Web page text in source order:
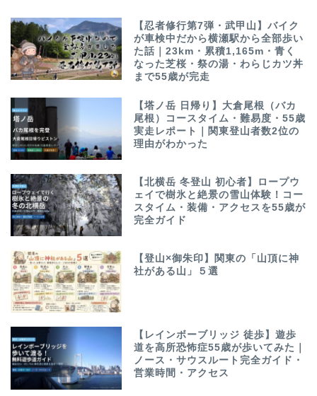
【忍者修行第7弾・武甲山】バイク
が車検中だから横瀬駅から全部歩い
た話｜23km・累積1,165m・青く
なった芝桜・祭の湯・わらじカツ丼
まで55歳が完走
【塔ノ岳 日帰り】大倉尾根（バカ
尾根）コースタイム・難易度・55歳
実走レポート｜関東登山者数2位の
理由がわかった
【北横岳 冬登山 初心者】ロープウ
ェイで樹氷と絶景の雪山体験！コー
スタイム・装備・アクセスを55歳が
完全ガイド
【登山×御朱印】関東の「山頂に神
社がある山」５選
【レインボーブリッジ 徒歩】遊歩
道を高所恐怖症55歳が歩いてみた｜
ノース・サウスルート完全ガイド・
営業時間・アクセス